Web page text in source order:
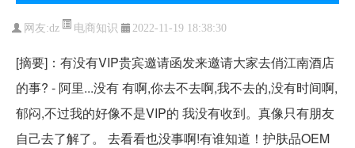
网友:dz 电商知识 2022-11-19 18:38:30
[摘要]：有没有VIP贵宾邀请函发来邀请大家去俏江南酒店
的事? - 阿里...没有 有啊,你去不去啊,我不去的,没有时间啊,
郁闷,不过我的好像不是VIP的 我没有收到。真像只有朋友
自己去了解了。 去看看也没事啊!有谁知道！护肤品OEM